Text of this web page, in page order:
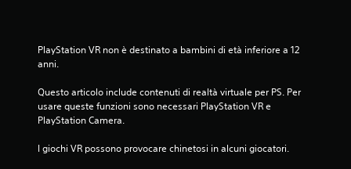
PlayStation VR non è destinato a bambini di età inferiore a 12
anni.
Questo articolo include contenuti di realtà virtuale per PS. Per
usare queste funzioni sono necessari PlayStation VR e
PlayStation Camera.
I giochi VR possono provocare chinetosi in alcuni giocatori.